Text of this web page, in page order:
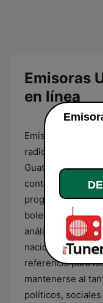
Emisoras
en línea
Emisoras Unidas
radio ubicada en
Guatemala, que
contenidos
programación
boletines de
análisis de los
nacional. La
referencia para
mantenerse al
políticos,